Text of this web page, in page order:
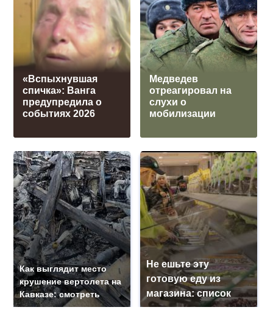
«Вспыхнувшая
спичка»: Ванга
предупредила о
событиях 2026
Медведев
отреагировал на
слухи о
мобилизации
Как выглядит место
крушение вертолета на
Кавказе: смотреть
Не ешьте эту
готовую еду из
магазина: список